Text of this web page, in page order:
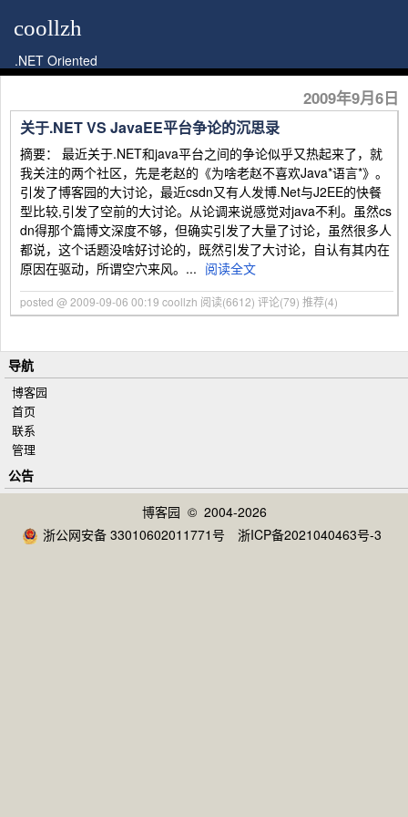
coollzh
.NET Oriented
2009年9月6日
关于.NET VS JavaEE平台争论的沉思录
摘要： 最近关于.NET和java平台之间的争论似乎又热起来了，就
我关注的两个社区，先是老赵的《为啥老赵不喜欢Java*语言*》。
引发了博客园的大讨论，最近csdn又有人发博.Net与J2EE的快餐
型比较,引发了空前的大讨论。从论调来说感觉对java不利。虽然cs
dn得那个篇博文深度不够，但确实引发了大量了讨论，虽然很多人
都说，这个话题没啥好讨论的，既然引发了大讨论，自认有其内在
原因在驱动，所谓空穴来风。... 阅读全文
posted @ 2009-09-06 00:19 coollzh 阅读(6612) 评论(79) 推荐(4)
导航
博客园
首页
联系
管理
公告
博客园 © 2004-2026
浙公网安备 33010602011771号
浙ICP备2021040463号-3